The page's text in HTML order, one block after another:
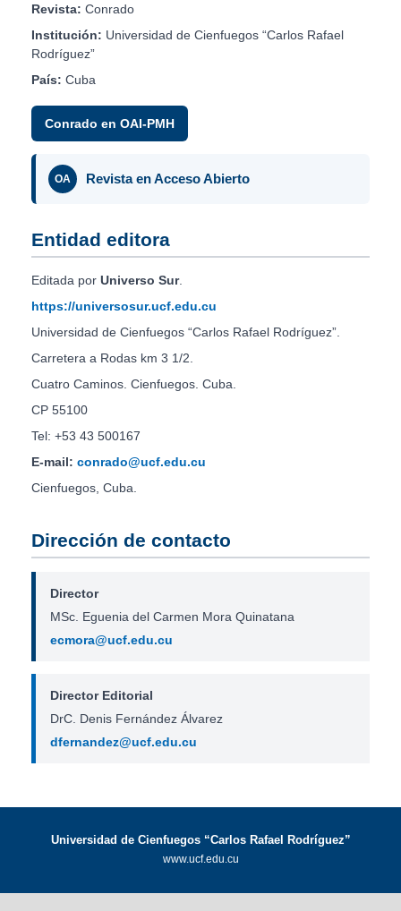
Revista: Conrado
Institución: Universidad de Cienfuegos “Carlos Rafael
Rodríguez”
País: Cuba
Conrado en OAI-PMH
OA Revista en Acceso Abierto
Entidad editora
Editada por Universo Sur.
https://universosur.ucf.edu.cu
Universidad de Cienfuegos “Carlos Rafael Rodríguez”.
Carretera a Rodas km 3 1/2.
Cuatro Caminos. Cienfuegos. Cuba.
CP 55100
Tel: +53 43 500167
E-mail: conrado@ucf.edu.cu
Cienfuegos, Cuba.
Dirección de contacto
Director
MSc. Eguenia del Carmen Mora Quinatana
ecmora@ucf.edu.cu
Director Editorial
DrC. Denis Fernández Álvarez
dfernandez@ucf.edu.cu
Universidad de Cienfuegos “Carlos Rafael Rodríguez”
www.ucf.edu.cu